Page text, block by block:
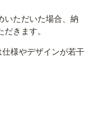
いただいた場合、納
きます。
様やデザインが若干